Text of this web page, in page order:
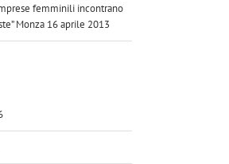
femminili incontrano
Monza 16 aprile 2013